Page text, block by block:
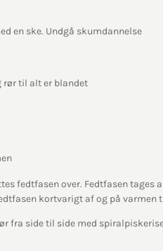
en ske. Undgå skumdannelse
rør til alt er blandet
fedtfasen over. Fedtfasen tages
kortvarigt af og på varmen
fra side til side med